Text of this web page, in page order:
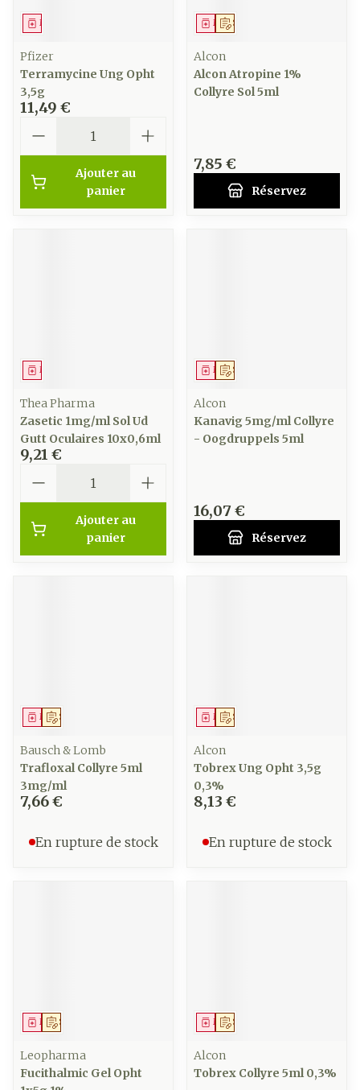
Médicament
Pfizer
Terramycine Ung Opht
3,5g
11,49 €
Ajouter au
panier
Sur prescription
Médicament
Alcon
Alcon Atropine 1%
Collyre Sol 5ml
7,85 €
Réservez
Médicament
Thea Pharma
Zasetic 1mg/ml Sol Ud
Gutt Oculaires 10x0,6ml
9,21 €
Ajouter au
panier
Sur prescription
Médicament
Alcon
Kanavig 5mg/ml Collyre
- Oogdruppels 5ml
16,07 €
Réservez
Sur prescription
Médicament
Bausch & Lomb
Trafloxal Collyre 5ml
3mg/ml
7,66 €
En rupture de stock
Sur prescription
Médicament
Alcon
Tobrex Ung Opht 3,5g
0,3%
8,13 €
En rupture de stock
Sur prescription
Médicament
Leopharma
Fucithalmic Gel Opht
Sur prescription
Médicament
Alcon
Tobrex Collyre 5ml 0,3%